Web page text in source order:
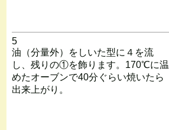
5
油（分量外）をしいた型に４を流
し、残りの①を飾ります。170℃に温
めたオーブンで40分ぐらい焼いたら
出来上がり。